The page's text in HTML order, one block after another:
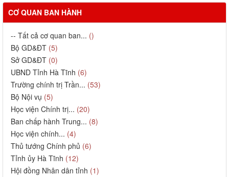
CƠ QUAN BAN HÀNH
-- Tất cả cơ quan ban... ()
Bộ GD&ĐT (5)
Sở GD&ĐT (0)
UBND Tỉnh Hà Tĩnh (6)
Trường chính trị Trần... (53)
Bộ Nội vụ (5)
Học viện Chính trị... (20)
Ban chấp hành Trung... (8)
Học viện chính... (4)
Thủ tướng Chính phủ (6)
Tỉnh ủy Hà Tĩnh (12)
Hội đồng Nhân dân tỉnh (1)